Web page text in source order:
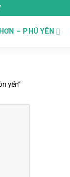
– PHÚ YÊN
yến”